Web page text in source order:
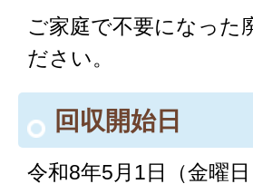
ご家庭で不要になった
ださい。
回収開始日
令和8年5月1日（金曜日